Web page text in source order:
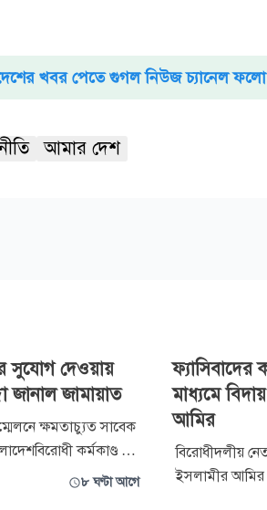
খবর পেতে গুগল নিউজ চ্যানেল
আমার দেশ
সুযোগ দেওয়ায়
জানাল জামায়াত
ক্ষমতাচ্যুত সাবেক
কর্মকাণ্ড ও
দেশটির সরকারের৮ ঘণ্টা আগে
ফ্যাসিবাদের
মাধ্যমে
আমির
বিরোধীদলীয়
ইসলামীর আমির
ফ্যাসিবাদ ও